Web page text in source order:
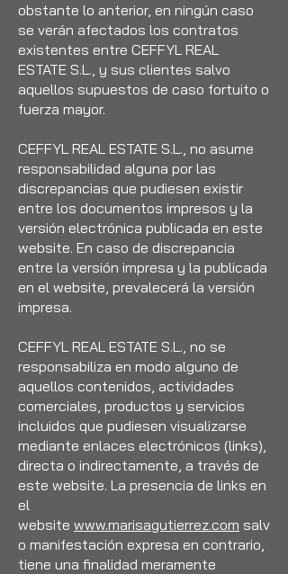
obstante lo anterior, en ningún caso
se verán afectados los contratos
existentes entre CEFFYL REAL
ESTATE S.L., y sus clientes salvo
aquellos supuestos de caso fortuito o
fuerza mayor.
CEFFYL REAL ESTATE S.L., no asume
responsabilidad alguna por las
discrepancias que pudiesen existir
entre los documentos impresos y la
versión electrónica publicada en este
website. En caso de discrepancia
entre la versión impresa y la publicada
en el website, prevalecerá la versión
impresa.
CEFFYL REAL ESTATE S.L., no se
responsabiliza en modo alguno de
aquellos contenidos, actividades
comerciales, productos y servicios
incluidos que pudiesen visualizarse
mediante enlaces electrónicos (links),
directa o indirectamente, a través de
este website. La presencia de links en
el
website www.marisagutierrez.com salv
o manifestación expresa en contrario,
tiene una finalidad meramente